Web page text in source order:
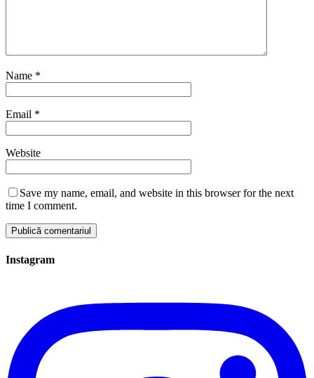
Name *
Email *
Website
Save my name, email, and website in this browser for the next
time I comment.
Instagram